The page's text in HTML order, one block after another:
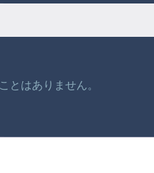
とはありません。